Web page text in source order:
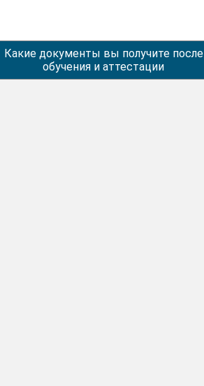
Какие документы вы получите после
обучения и аттестации